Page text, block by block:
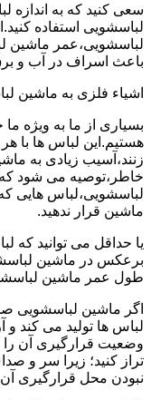
سعی کنید که به اندازه
لباسشویی استفاده
لباسشویی،عمر ماشین
باعث اسراف در آب و
اشیاء فلزی به ماشین
بسیاری از ما به ویژه
هستیم.این لباس ها با
زنند،آسیب زیادی به
خاطر،توصیه می شود که
لباسشویی،لباس هایی
ماشین قرار ندهید.
یا حداقل می توانید
برعکس در ماشین
طول عمر ماشین
اگر ماشین لباسشویی
لباس ها تولید می کند و
وضعیت قرارگیری آن را
تراز کنید؛ زیرا سر و
نبودن محل قرارگیری آن